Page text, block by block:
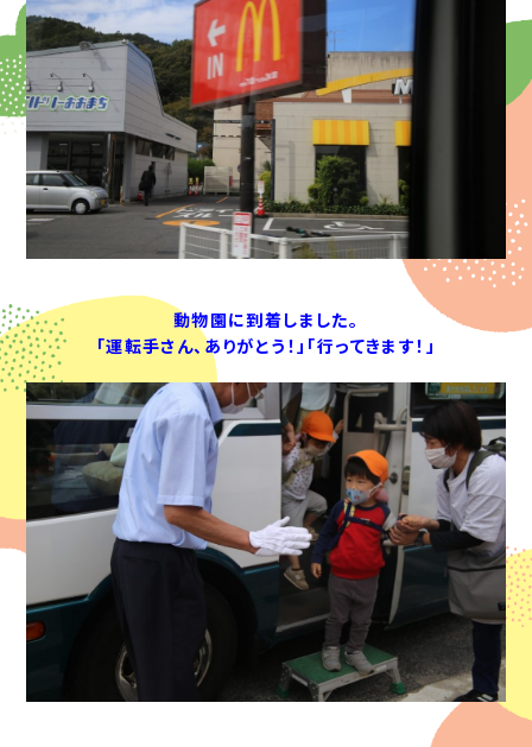
動物園に到着しました。
「運転手さん、ありがとう！」「行ってきます！」